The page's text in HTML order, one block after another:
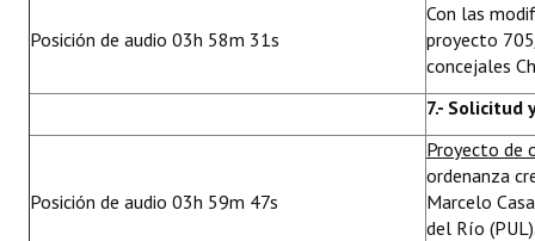
Posición de audio 03h 58m 31s
Con las
proyecto
concejales
7.-
Posición de audio 03h 59m 47s
Proyecto de
ordenanza
Marcelo
del Río